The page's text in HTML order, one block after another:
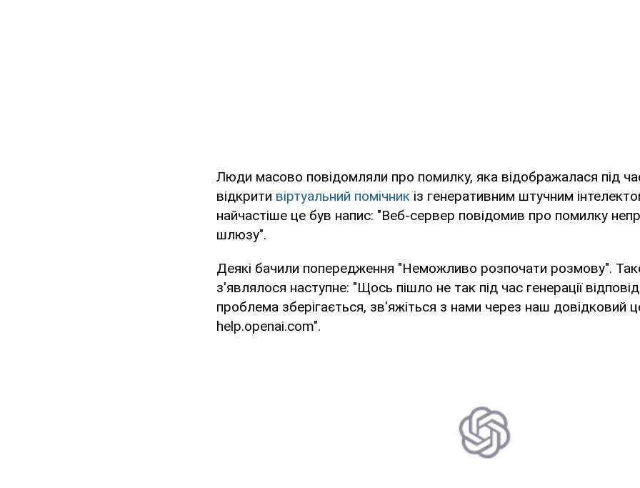
Люди масово повідомляли про помилку, яка відображалася під
відкрити віртуальний помічник із генеративним штучним
найчастіше це був напис: "Веб-сервер повідомив про помилку
шлюзу".
Деякі бачили попередження "Неможливо розпочати розмову".
з'являлося наступне: "Щось пішло не так під час генерації
проблема зберігається, зв'яжіться з нами через наш довідковий
help.openai.com".